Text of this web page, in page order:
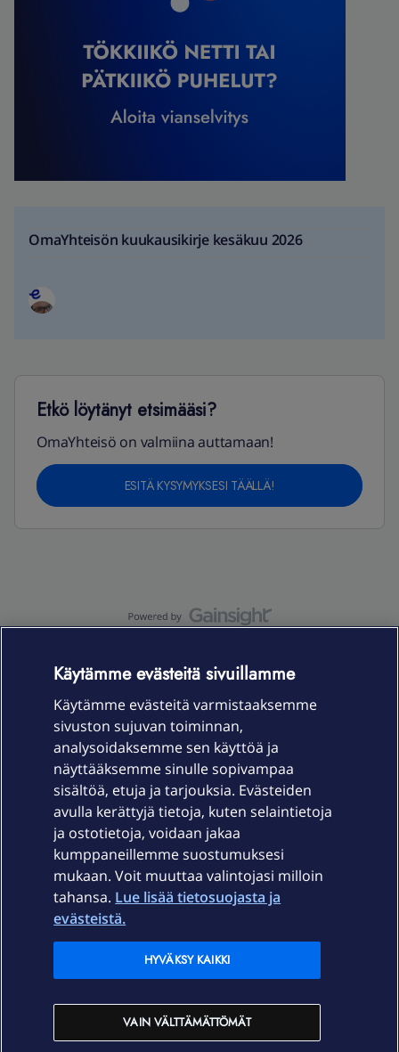
OmaYhteisön kuukausikirje kesäkuu 2026
Etkö löytänyt etsimääsi?
OmaYhteisö on valmiina auttamaan!
ESITÄ KYSYMYKSESI TÄÄLLÄ!
Laitteet & liittymät
Palvelut
Ajankohtaista
Elisa Oyj
In English
Käytämme evästeitä sivuillamme
Käytämme evästeitä varmistaaksemme
sivuston sujuvan toiminnan,
analysoidaksemme sen käyttöä ja
näyttääksemme sinulle sopivampaa
sisältöä, etuja ja tarjouksia. Evästeiden
avulla kerättyjä tietoja, kuten selaintietoja
ja ostotietoja, voidaan jakaa
kumppaneillemme suostumuksesi
mukaan. Voit muuttaa valintojasi milloin
tahansa. Lue lisää tietosuojasta ja
evästeistä.
VAIN VÄLTTÄMÄTTÖMÄT
HYVÄKSY KAIKKI